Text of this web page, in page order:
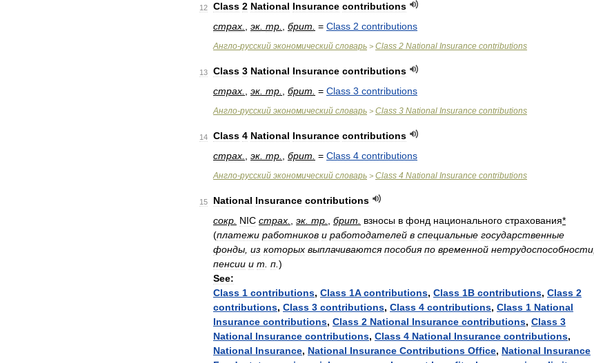
12 Class 2 National Insurance contributions
страх
эк тр брит = Class 2 contributions
Англо-русский экономический словарь > Class 2 National Insurance contributions
13 Class 3 National Insurance contributions
страх
эк тр брит = Class 3 contributions
Англо-русский экономический словарь > Class 3 National Insurance contributions
14 Class 4 National Insurance contributions
страх
эк тр брит = Class 4 contributions
Англо-русский экономический словарь > Class 4 National Insurance contributions
15 National Insurance contributions
сокр NIC страх эк тр брит взносы в фонд национального страхования*
(платежи работников и работодателей в специальные государственные
фонды из которых выплачиваются пособия по временной нетрудоспособности
пенсии и т п )
See:
Class 1 contributions, Class 1A contributions, Class 1B contributions, Class 2
contributions, Class 3 contributions, Class 4 contributions, Class 1 National
Insurance contributions, Class 2 National Insurance contributions, Class 3
National Insurance contributions, Class 4 National Insurance contributions,
National Insurance, National Insurance Contributions Office, National Insurance